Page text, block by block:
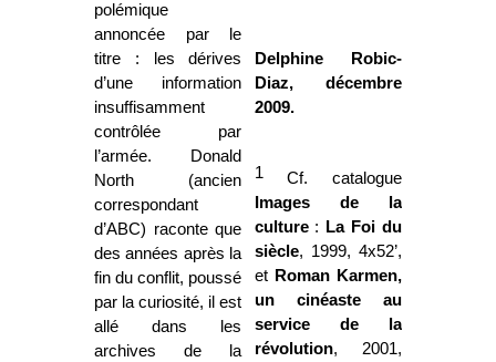
polémique
annoncée par le
titre : les dérives
d’une information
insuffisamment
contrôlée par
l’armée. Donald
North (ancien
correspondant
d’ABC) raconte que
des années après la
fin du conflit, poussé
par la curiosité, il est
allé dans les
archives de la
Delphine Robic-
Diaz, décembre
2009.
1Cf. catalogue
Images de la
culture: La Foi du
siècle, 1999, 4x52’,
et Roman Karmen,
un cinéaste au
service de la
révolution, 2001,